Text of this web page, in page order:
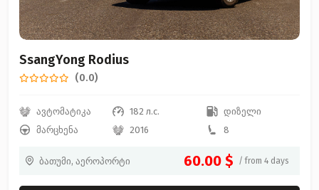
SsangYong Rodius
(0.0)
ავტომატიკა 182 л.с.
დიზელი
მარცხენა
2016 8
ბათუმი, აეროპორტი 60.00 $ / from 4 days